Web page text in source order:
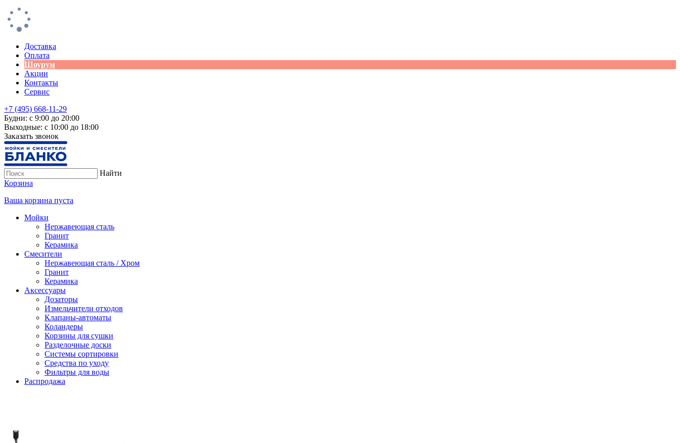
Доставка
Оплата
Шоурум
Акции
Контакты
Сервис
+7 (495) 668-11-29
Будни: с 9:00 до 20:00
Выходные: с 10:00 до 18:00
Заказать звонок
Найти
Корзина
Ваша корзина пуста
Мойки
Нержавеющая сталь
Гранит
Керамика
Смесители
Нержавеющая сталь / Хром
Гранит
Керамика
Аксессуары
Дозаторы
Измельчители отходов
Клапаны-автоматы
Коландеры
Корзины для сушки
Разделочные доски
Системы сортировки
Средства по уходу
Фильтры для воды
Распродажа